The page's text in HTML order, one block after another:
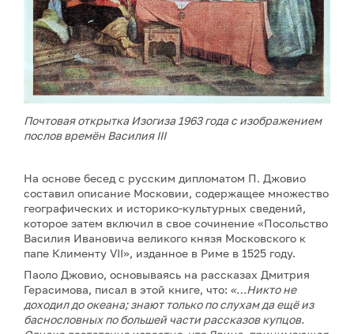
Почтовая открытка Изогиза 1963 года с изображением
послов времён Василия III
На основе бесед с русским дипломатом П. Джовио
составил описание Московии, содержащее множество
географических и историко-культурных сведений,
которое затем включил в свое сочинение «Посольство
Василия Ивановича великого князя Московского к
папе Клименту VII», изданное в Риме в 1525 году.
Паоло Джовио, основываясь на рассказах Дмитрия
Герасимова, писал в этой книге, что: «…Никто не
доходил до океана; знают только по слухам да ещё из
баснословных по большей части рассказов купцов.